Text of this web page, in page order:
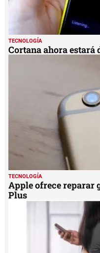
TECNOLOGÍA
Cortana ahora
TECNOLOGÍA
Apple ofrece reparar
Plus